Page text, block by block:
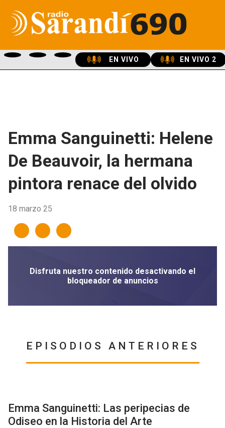
EN VIVO EN VIVO 2
Emma Sanguinetti: Helene
De Beauvoir, la hermana
pintora renace del olvido
18 marzo 25
EPISODIOS ANTERIORES
Emma Sanguinetti: Las peripecias de
Odiseo en la Historia del Arte